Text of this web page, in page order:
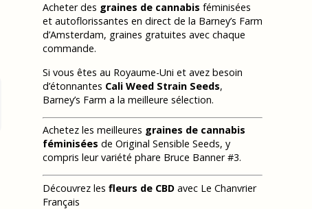
Acheter des graines de cannabis féminisées
et autoflorissantes en direct de la Barney’s Farm
d’Amsterdam, graines gratuites avec chaque
commande.
Si vous êtes au Royaume-Uni et avez besoin
d’étonnantes Cali Weed Strain Seeds,
Barney’s Farm a la meilleure sélection.
Achetez les meilleures graines de cannabis
féminisées de Original Sensible Seeds, y
compris leur variété phare Bruce Banner #3.
Découvrez les fleurs de CBD avec Le Chanvrier
Français